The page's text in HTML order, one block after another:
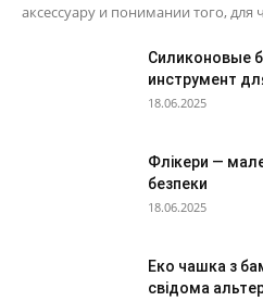
аксессуару и понимании того, для
Силиконовые
инструмент
18.06.2025
Флікери —
безпеки
18.06.2025
Еко чашка з
свідома